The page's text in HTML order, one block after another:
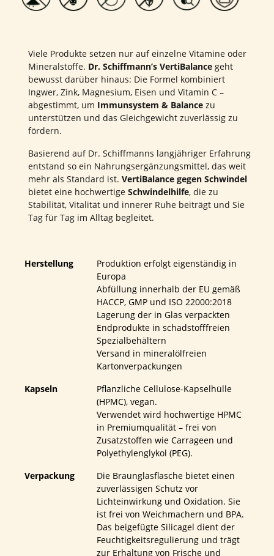
Viele Produkte setzen nur auf einzelne Vitamine oder
Mineralstoffe. Dr. Schiffmann’s VertiBalance geht
bewusst darüber hinaus: Die Formel kombiniert
Ingwer, Zink, Magnesium, Eisen und Vitamin C –
abgestimmt, um Immunsystem & Balance zu
unterstützen und das Gleichgewicht zuverlässig zu
fördern.
Basierend auf Dr. Schiffmanns langjähriger Erfahrung
entstand so ein Nahrungsergänzungsmittel, das weit
mehr als Standard ist. VertiBalance gegen Schwindel
bietet eine hochwertige Schwindelhilfe, die zu
Stabilität, Vitalität und innerer Ruhe beiträgt und Sie
Tag für Tag im Alltag begleitet.
Herstellung
Produktion erfolgt eigenständig in
Europa
Abfüllung innerhalb der EU gemäß
HACCP, GMP und ISO 22000:2018
Lagerung der in Glas verpackten
Endprodukte in schadstofffreien
Spezialbehältern
Versand in mineralölfreien
Kartonverpackungen
Kapseln
Pflanzliche Cellulose-Kapselhülle
(HPMC), vegan.
Verwendet wird hochwertige HPMC
in Premiumqualität – frei von
Zusatzstoffen wie Carrageen und
Polyethylenglykol (PEG).
Verpackung
Die Braunglasflasche bietet einen
zuverlässigen Schutz vor
Lichteinwirkung und Oxidation. Sie
ist frei von Weichmachern und BPA.
Das beigefügte Silicagel dient der
Feuchtigkeitsregulierung und trägt
zur Erhaltung von Frische und